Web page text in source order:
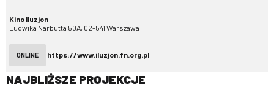
Kino Iluzjon
Ludwika Narbutta 50A, 02-541 Warszawa
ONLINE https://www.iluzjon.fn.org.pl
NAJBLIŻSZE PROJEKCJE